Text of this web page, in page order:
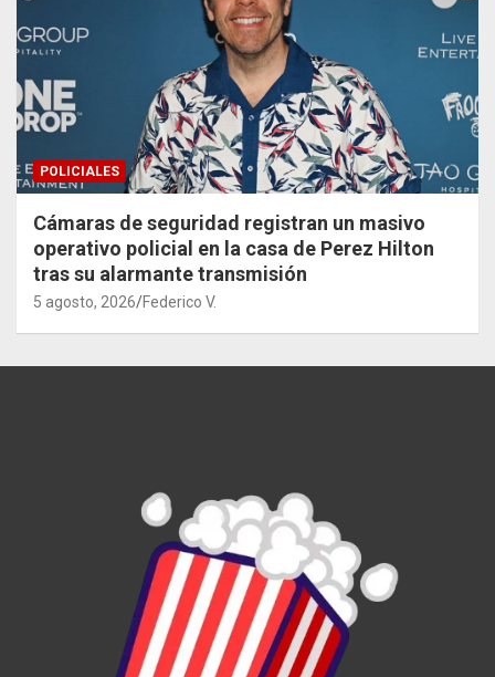
POLICIALES
Cámaras de seguridad registran un masivo
operativo policial en la casa de Perez Hilton
tras su alarmante transmisión
5 agosto, 2026 Federico V.